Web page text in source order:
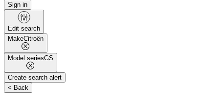
Sign in
Edit search
MakeCitroën
Model seriesGS
Create search alert
< Back |